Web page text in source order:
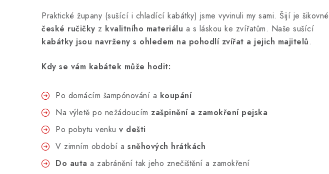
Praktické župany (sušící i chladící kabátky) jsme vyvinuli my sami. Šijí je šikovné
české ručičky z kvalitního materiálu a s láskou ke zvířatům. Naše sušící
kabátky jsou navrženy s ohledem na pohodlí zvířat a jejich majitelů.
Kdy se vám kabátek může hodit:
Po domácím šampónování a koupání
Na výletě po nežádoucím zašpinění a zamokření pejska
Po pobytu venku v dešti
V zimním období a sněhových hrátkách
Do auta a zabránění tak jeho znečištění a zamokření